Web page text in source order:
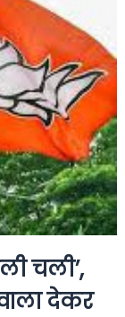
चली’,
देकर